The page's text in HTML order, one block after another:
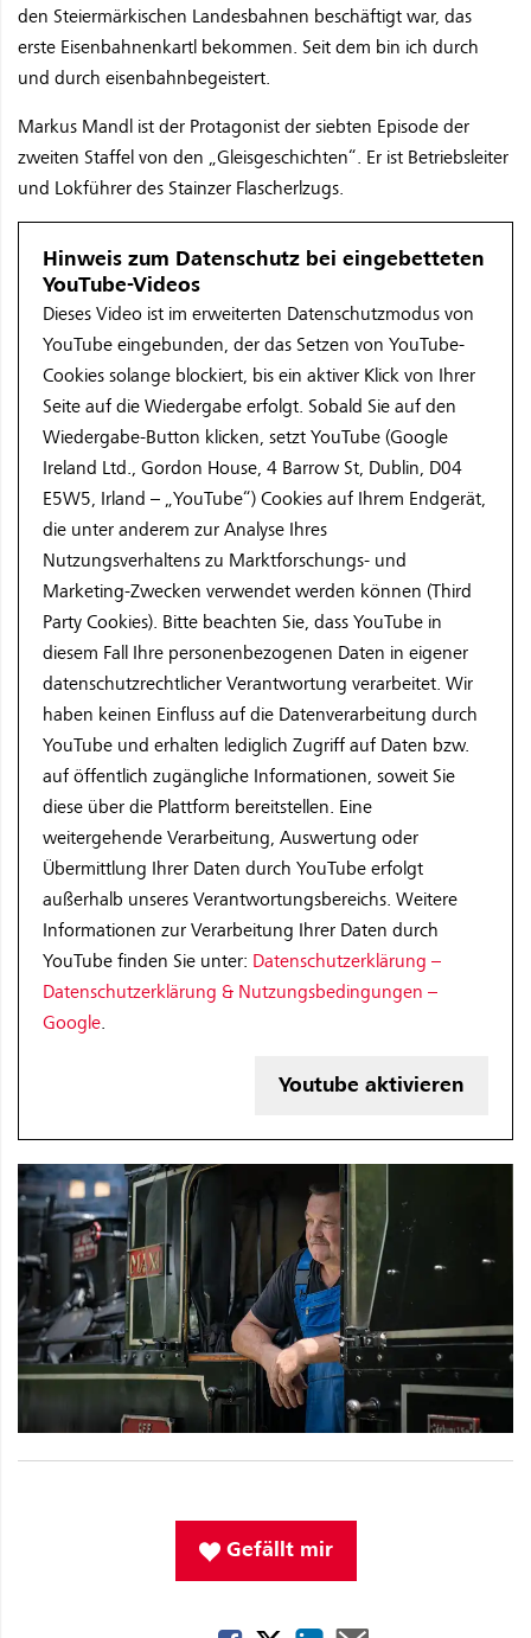
den Steiermärkischen Landesbahnen beschäftigt war, das
erste Eisenbahnenkartl bekommen. Seit dem bin ich durch
und durch eisenbahnbegeistert.
Markus Mandl ist der Protagonist der siebten Episode der
zweiten Staffel von den „Gleisgeschichten“. Er ist Betriebsleiter
und Lokführer des Stainzer Flascherlzugs.
Hinweis zum Datenschutz bei eingebetteten
YouTube-Videos
Dieses Video ist im erweiterten Datenschutzmodus von
YouTube eingebunden, der das Setzen von YouTube-
Cookies solange blockiert, bis ein aktiver Klick von Ihrer
Seite auf die Wiedergabe erfolgt. Sobald Sie auf den
Wiedergabe-Button klicken, setzt YouTube (Google
Ireland Ltd., Gordon House, 4 Barrow St, Dublin, D04
E5W5, Irland – „YouTube“) Cookies auf Ihrem Endgerät,
die unter anderem zur Analyse Ihres
Nutzungsverhaltens zu Marktforschungs- und
Marketing-Zwecken verwendet werden können (Third
Party Cookies). Bitte beachten Sie, dass YouTube in
diesem Fall Ihre personenbezogenen Daten in eigener
datenschutzrechtlicher Verantwortung verarbeitet. Wir
haben keinen Einfluss auf die Datenverarbeitung durch
YouTube und erhalten lediglich Zugriff auf Daten bzw.
auf öffentlich zugängliche Informationen, soweit Sie
diese über die Plattform bereitstellen. Eine
weitergehende Verarbeitung, Auswertung oder
Übermittlung Ihrer Daten durch YouTube erfolgt
außerhalb unseres Verantwortungsbereichs. Weitere
Informationen zur Verarbeitung Ihrer Daten durch
YouTube finden Sie unter: Datenschutzerklärung –
Datenschutzerklärung & Nutzungsbedingungen –
Google.
Youtube aktivieren
Gefällt mir